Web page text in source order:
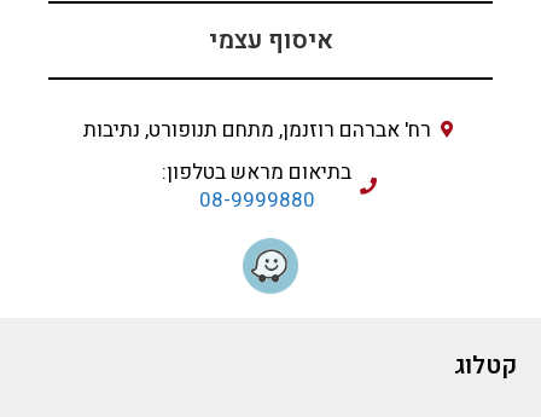
איסוף עצמי
רח' אברהם רוזנמן, מתחם תנופורט, נתיבות
בתיאום מראש בטלפון:
08-9999880
קטלוג